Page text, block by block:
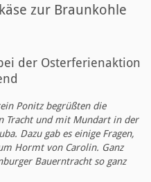
zur Braunkohle
der Osterferienaktion
Ponitz begrüßten die
Tracht und mit Mundart in der
Dazu gab es einige Fragen,
Hormt von Carolin. Ganz
Bauerntracht so ganz